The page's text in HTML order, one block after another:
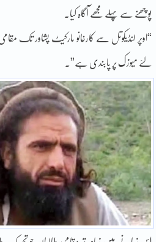
پوچھنے سے پہلے مجھے آگاہ کیا۔
“اوپر لنڈیکوتل سے کارخانو مارکیٹ پشاور تک
لئے میوزک پر پابندی ہے”۔